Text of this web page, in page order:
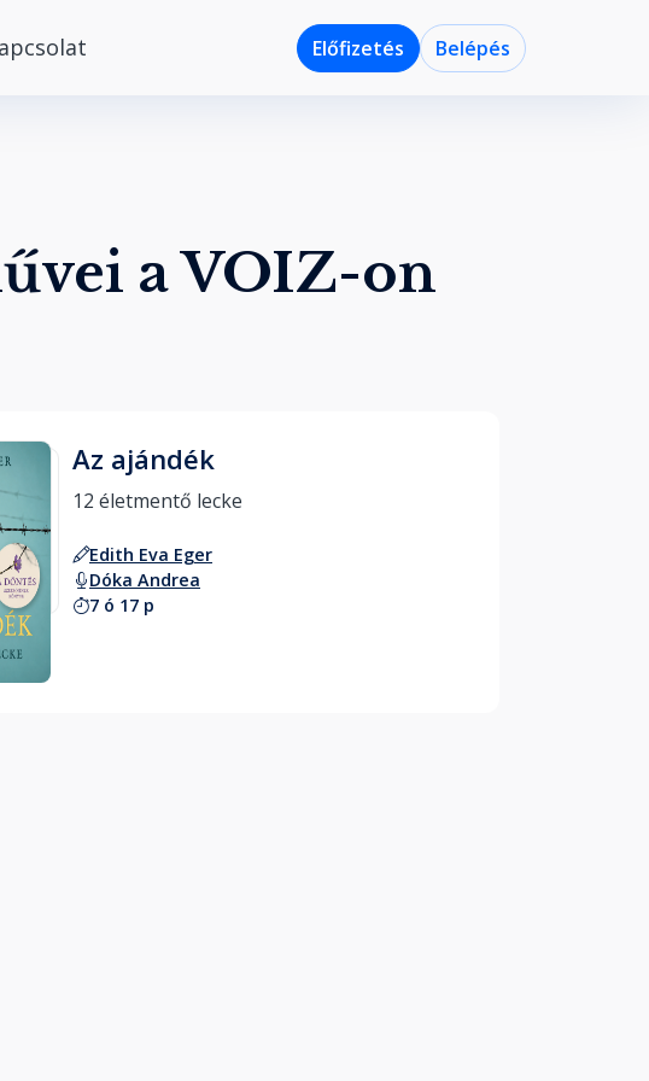
Előfizetés Belépés
a VOIZ-on
Az ajándék
Edith Eva Eger
Dóka Andrea
7 ó 17 p